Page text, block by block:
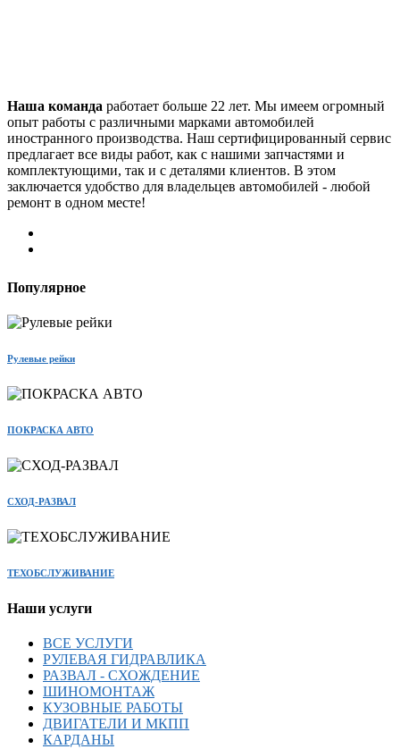
Наша команда работает больше 22 лет. Мы имеем огромный
опыт работы с различными марками автомобилей
иностранного производства. Наш сертифицированный сервис
предлагает все виды работ, как с нашими запчастями и
комплектующими, так и с деталями клиентов. В этом
заключается удобство для владельцев автомобилей - любой
ремонт в одном месте!
Популярное
Рулевые рейки
ПОКРАСКА АВТО
СХОД-РАЗВАЛ
ТЕХОБСЛУЖИВАНИЕ
Наши услуги
ВСЕ УСЛУГИ
РУЛЕВАЯ ГИДРАВЛИКА
РАЗВАЛ - СХОЖДЕНИЕ
ШИНОМОНТАЖ
КУЗОВНЫЕ РАБОТЫ
ДВИГАТЕЛИ И МКПП
КАРДАНЫ